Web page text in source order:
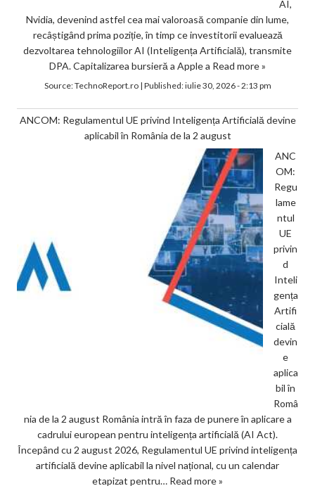
AI,
Nvidia, devenind astfel cea mai valoroasă companie din lume,
recâștigând prima poziție, în timp ce investitorii evaluează
dezvoltarea tehnologiilor AI (Inteligența Artificială), transmite
DPA. Capitalizarea bursieră a Apple a Read more »
Source:TechnoReport.ro| Published:iulie 30, 2026 - 2:13 pm
ANCOM: Regulamentul UE privind Inteligența Artificială devine
aplicabil în România de la 2 august
ANC
OM:
Regu
lame
ntul
UE
privin
d
Inteli
gența
Artifi
cială
devin
e
aplica
bil în
Româ
nia de la 2 august România intră în faza de punere în aplicare a
cadrului european pentru inteligența artificială (AI Act).
Începând cu 2 august 2026, Regulamentul UE privind inteligența
artificială devine aplicabil la nivel național, cu un calendar
etapizat pentru… Read more »